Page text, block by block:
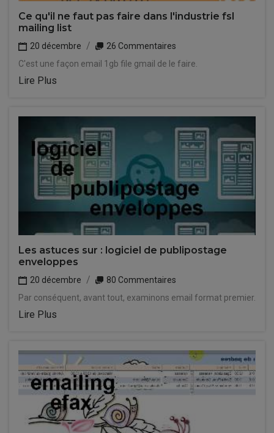
Ce qu'il ne faut pas faire dans l'industrie fsl
mailing list
20 décembre
26 Commentaires
C'est une façon email 1gb file gmail de le faire.
Lire Plus
Les astuces sur : logiciel de publipostage
enveloppes
20 décembre
80 Commentaires
Par conséquent, avant tout, examinons email format premier.
Lire Plus